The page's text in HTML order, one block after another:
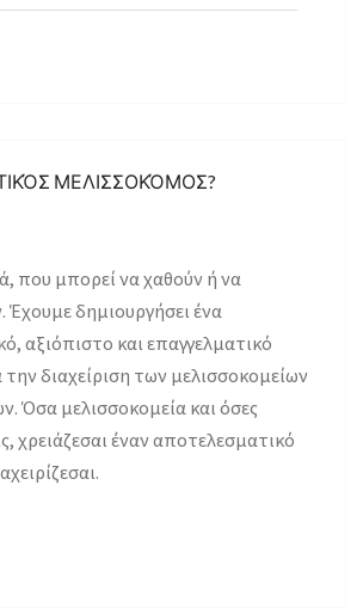
ΜΕΛΙΣΣΟΚΌΜΟΣ?
που μπορεί να χαθούν ή να
δημιουργήσει ένα
αξιόπιστο και επαγγελματικό
διαχείριση των μελισσοκομείων
Όσα μελισσοκομεία και όσες
χρειάζεσαι έναν αποτελεσματικό